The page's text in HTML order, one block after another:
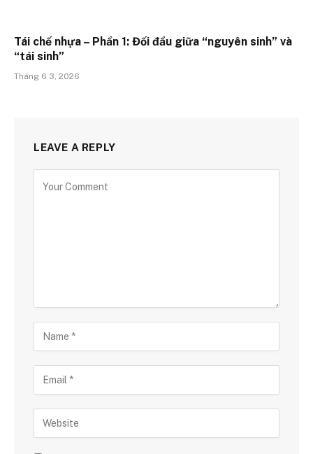
Tái chế nhựa – Phần 1: Đối đầu giữa “nguyên sinh” và
“tái sinh”
Tháng 6 3, 2026
LEAVE A REPLY